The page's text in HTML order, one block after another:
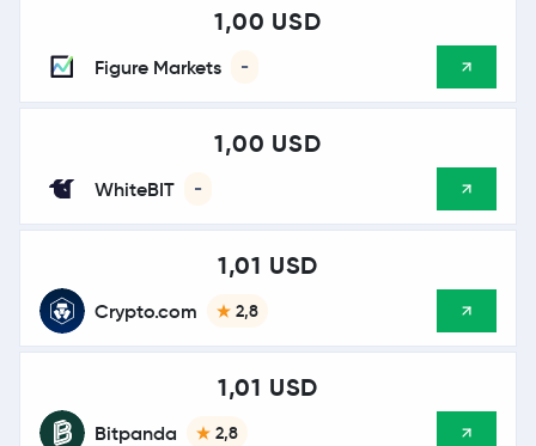
Figure Markets -
1,00 USD
WhiteBIT -
1,00 USD
Crypto.com 2,8
1,01 USD
Bitpanda 2,8
1,01 USD